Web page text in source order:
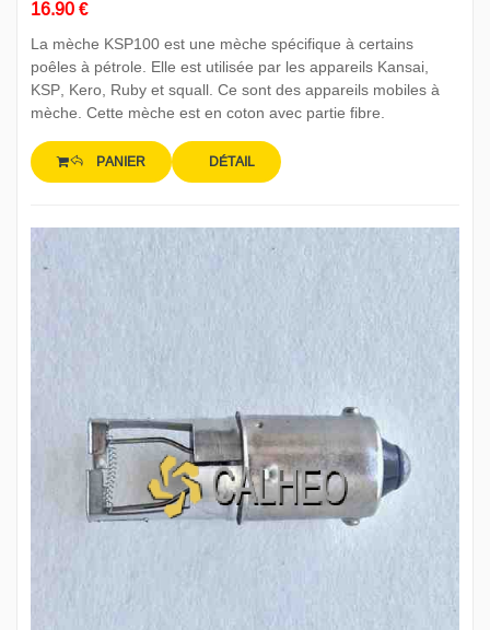
16.90 €
La mèche KSP100 est une mèche spécifique à certains
poêles à pétrole. Elle est utilisée par les appareils Kansai,
KSP, Kero, Ruby et squall. Ce sont des appareils mobiles à
mèche. Cette mèche est en coton avec partie fibre.
PANIER DÉTAIL